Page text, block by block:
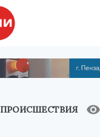
ПРОИСШЕСТВИЯ